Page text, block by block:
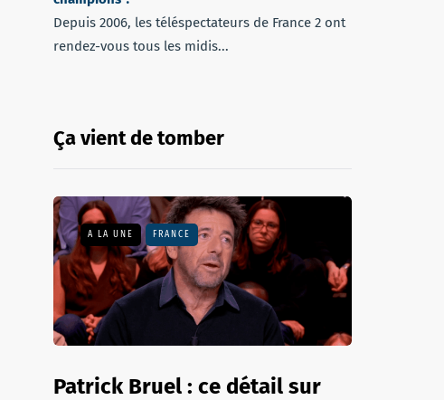
Depuis 2006, les téléspectateurs de France 2 ont
rendez-vous tous les midis...
Ça vient de tomber
A LA UNE FRANCE
Patrick Bruel : ce détail sur